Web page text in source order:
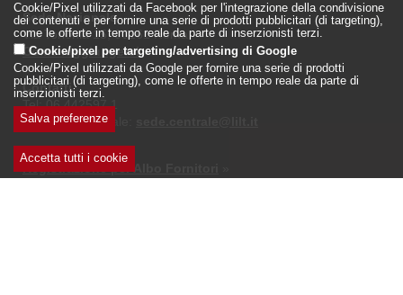
Sede Nazionale
Via Torlonia 15, 00161 Roma
Come raggiungerci»
Contatti
Tel: 06.442597.1
E-mail istituzionale:
Login
»
Cookie/Pixel utilizzati da Facebook per l'integrazione della condivisione
dei contenuti e per fornire una serie di prodotti pubblicitari (di targeting),
come le offerte in tempo reale da parte di inserzionisti terzi.
Cookie/pixel per targeting/advertising di Google
Cookie/Pixel utilizzati da Google per fornire una serie di prodotti
pubblicitari (di targeting), come le offerte in tempo reale da parte di
inserzionisti terzi.
Salva preferenze
Accetta tutti i cookie